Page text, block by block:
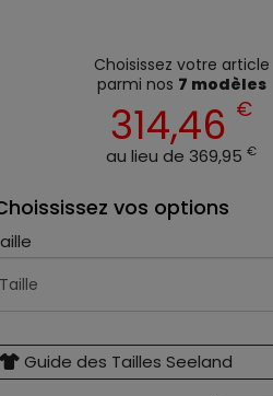
Choisissez votre article
parmi nos 7 modèles
314,46 €
au lieu de 369,95 €
vos options
Guide des Tailles Seeland